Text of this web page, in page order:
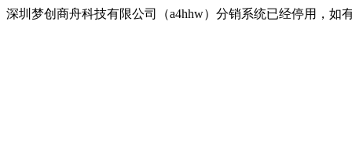
深圳梦创商舟科技有限公司（a4hhw）分销系统已经停用，如